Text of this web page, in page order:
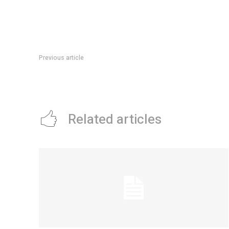
Previous article
Related articles